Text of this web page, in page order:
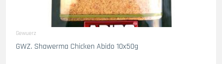
Gewuerz
GWZ. Shawerma Chicken Abido 10x50g